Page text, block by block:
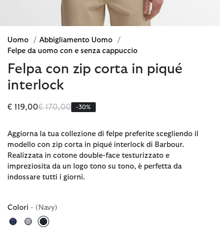
Uomo / Abbigliamento Uomo
/
Felpe da uomo con e senza cappuccio
Felpa con zip corta in piqué
interlock
€ 119,00Prezzo ridotto da
€ 170,00a -30%
Aggiorna la tua collezione di felpe preferite scegliendo il
modello con zip corta in piqué interlock di Barbour.
Realizzata in cotone double-face testurizzato e
impreziosita da un logo tono su tono, è perfetta da
indossare tutti i giorni.
Colori - (Navy)